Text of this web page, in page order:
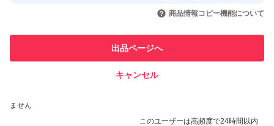
引を完了させた実績があります
での取引実績があります
ません
このユーザーは高頻度で24時間以内
商品情報コピー機能について
出品ページへ
キャンセル